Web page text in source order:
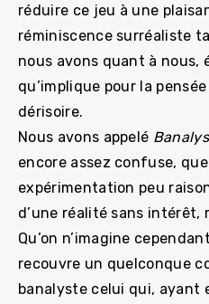
réduire ce jeu à une
réminiscence surréaliste
nous avons quant à nous,
qu’implique pour la
dérisoire.
Nous avons appelé
encore assez confuse,
expérimentation peu
d’une réalité sans intérêt,
Qu’on n’imagine
recouvre un quelconque
banalyste celui qui, ayant